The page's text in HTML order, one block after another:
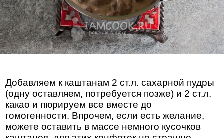
Добавляем к каштанам 2 ст.л. сахарной пудры
(одну оставляем, потребуется позже) и 2 ст.л.
какао и пюрируем все вместе до
гомогенности. Впрочем, если есть желание,
можете оставить в массе немного кусочков